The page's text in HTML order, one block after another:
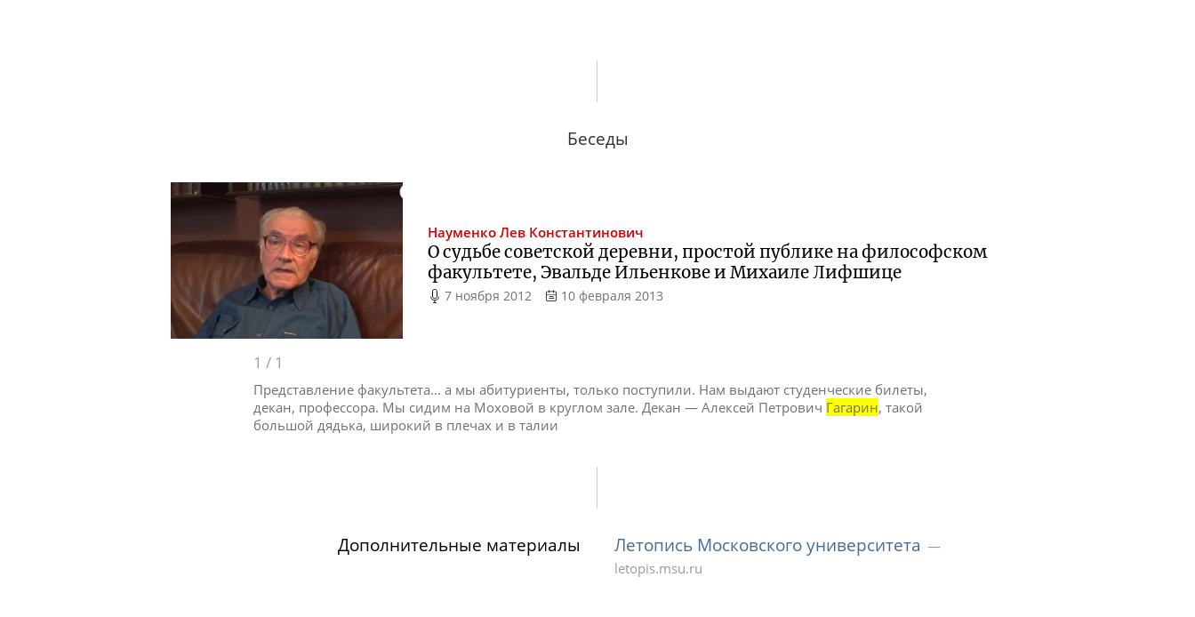
Беседы
Науменко Лев Константинович
О судьбе советской деревни, простой публике на философском
факультете, Эвальде Ильенкове и Михаиле Лифшице
7 ноября 2012 10 февраля 2013
1 / 1
Представление факультета… а мы абитуриенты, только поступили. Нам выдают студенческие билеты,
декан, профессора. Мы сидим на Моховой в круглом зале. Декан — Алексей Петрович Гагарин, такой
большой дядька, широкий в плечах и в талии
Дополнительные материалы Летопись Московского университета
letopis.msu.ru